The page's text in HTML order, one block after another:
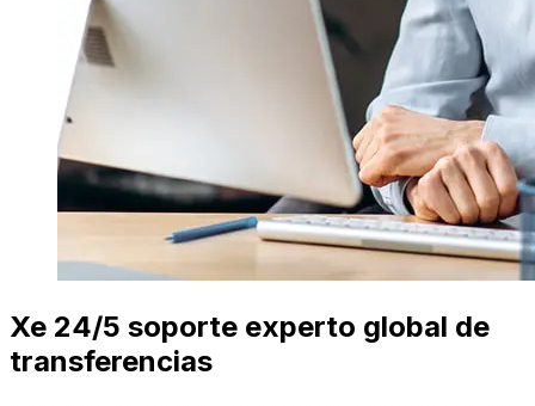
Xe 24/5 soporte experto global de
transferencias